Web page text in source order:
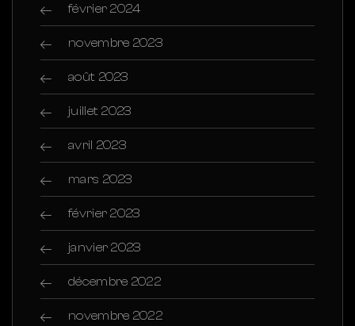
février 2024
novembre 2023
août 2023
juillet 2023
avril 2023
mars 2023
février 2023
janvier 2023
décembre 2022
novembre 2022